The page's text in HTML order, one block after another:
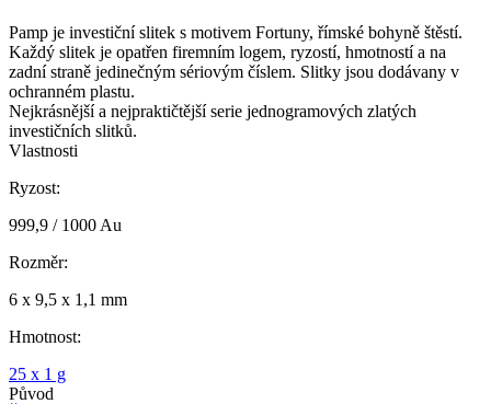
Pamp je investiční slitek s motivem Fortuny, římské bohyně štěstí.
Každý slitek je opatřen firemním logem, ryzostí, hmotností a na
zadní straně jedinečným sériovým číslem. Slitky jsou dodávany v
ochranném plastu.
Nejkrásnější a nejpraktičtější serie jednogramových zlatých
investičních slitků.
Vlastnosti
Ryzost:
999,9 / 1000 Au
Rozměr:
6 x 9,5 x 1,1 mm
Hmotnost:
25 x 1 g
Původ